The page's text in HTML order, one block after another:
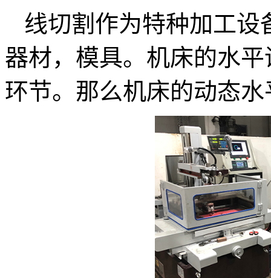
线切割作为特种加工
器材，模具。机床的水
环节。那么机床的动态